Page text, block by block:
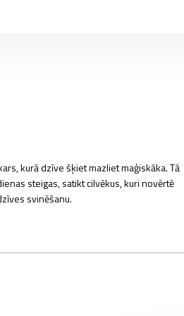
kurā dzīve šķiet mazliet maģiskāka. Tā
steigas, satikt cilvēkus, kuri novērtē
svinēšanu.